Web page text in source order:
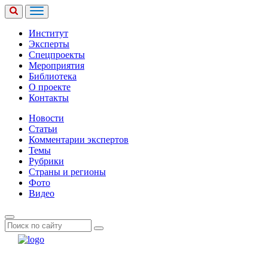
Институт
Эксперты
Спецпроекты
Мероприятия
Библиотека
О проекте
Контакты
Новости
Статьи
Комментарии экспертов
Темы
Рубрики
Страны и регионы
Фото
Видео